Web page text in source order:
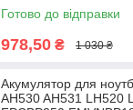
Готово до відправки
978,50 ₴ 1 030 ₴
Акумулятор для
AH530 AH531 LH520